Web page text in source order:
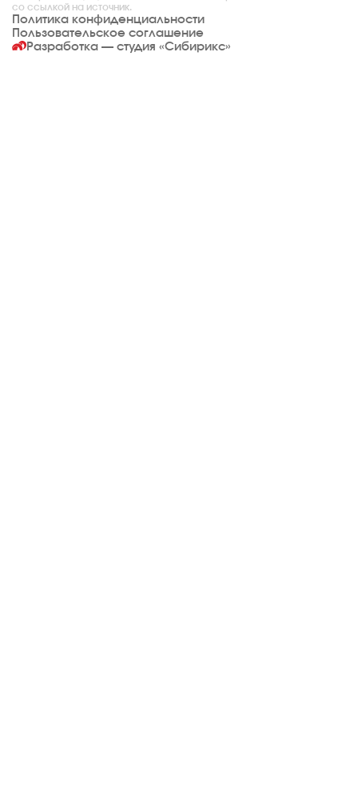
со ссылкой на источник.
Политика конфиденциальности
Пользовательское соглашение
Разработка — студия «Сибирикс»